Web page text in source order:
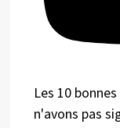
Les 10
n'avons pas